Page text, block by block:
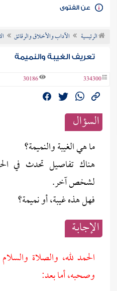
مختارات الفتاوى
الفتوى
الرئيسية الآداب والأخلاق والرقائق
تعريف الغيبة والنميمة
334300
30186
السؤال
ما هي الغيبة والنميمة؟
هناك تفاصيل تحدث في
لشخص آخر.
فهل هذه غيبة، أو نميمة؟
الإجابــة
الحمد لله، والصلاة
وصحبه، أما بعد: